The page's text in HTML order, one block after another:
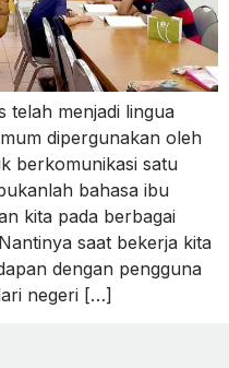
telah menjadi lingua
dipergunakan oleh
berkomunikasi satu
bahasa ibu
kita pada berbagai
saat bekerja kita
dengan pengguna
negeri […]